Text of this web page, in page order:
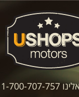
707-757